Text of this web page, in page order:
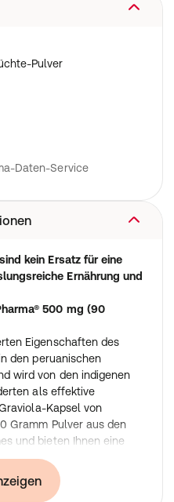
Pulver
Daten-Service
kein Ersatz für eine
Ernährung und
500 mg (90
Eigenschaften des
den peruanischen
wird von den indigenen
als effektive
Kapsel von
Gramm Pulver aus den
und bieten Ihnen eine
körperlichen